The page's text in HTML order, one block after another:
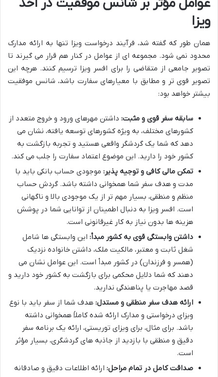
عوامل مؤثر بر شانس موفقیت در اخذ
ویزا
همان طور که گفته شد، فرآیند درخواست ویزا تنها به ارائه مدارک
محدود نمی شود. مجموعه ای از عوامل در کنار هم قرار می گیرند تا
تصویر جامعی از متقاضی را برای افسر ویزا ترسیم کنند. هرچه این
تصویر قوی تر و مطابق با معیارهای سفارت باشد، شانس موفقیت
بیشتر خواهد بود:
سابقه سفر قوی و مثبت: داشتن مهرهای ورود و خروج متعدد از
کشورهای مختلف، به ویژه کشورهای توسعه یافته، نشان می
دهد که شما یک گردشگر واقعی هستید و تجربه بازگشت به
کشور خود را دارید. این موضوع اعتماد سفارت را جلب می کند.
تمکن مالی کافی و توجیه پذیر: موجودی حساب بانکی باید با
مدت و هدف سفر شما همخوانی داشته باشد. گردش حساب
منظم و منطقی، بسیار مهم تر از یک موجودی بالا و ناگهانی
است. افسر ویزا به دنبال اطمینان از توانایی شما در پوشش
هزینه ها بدون نیاز به کار غیرقانونی است.
داشتن وابستگی قوی به کشور مبدأ: این وابستگی ها شامل
شغل ثابت و معتبر، مالکیت ملک، داشتن خانواده نزدیک
(همسر و فرزندان) در کشور مبدأ است. این عوامل نشان می
دهند که شما دلایل محکمی برای بازگشت به کشور خود دارید و
قصد مهاجرت یا پناهندگی ندارید.
ارائه هدف سفر منطقی و مستدل: هدف شما از سفر باید با نوع
ویزای درخواستی و مدارک ارائه شده کاملاً همخوانی داشته
باشد. برای مثال، برای ویزای توریستی، ارائه یک برنامه سفر
دقیق و منطقی با بازدید از جاذبه های گردشگری، بسیار مؤثر
است.
صداقت کامل در تمام مراحل: ارائه اطلاعات دقیق و صادقانه